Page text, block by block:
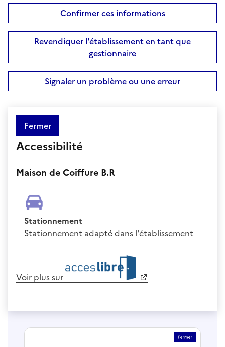
Confirmer ces informations
Revendiquer l'établissement en tant que
gestionnaire
Signaler un problème ou une erreur
Fermer
Accessibilité
Maison de Coiffure B.R
Stationnement
Stationnement adapté dans l'établissement
Voir plus sur